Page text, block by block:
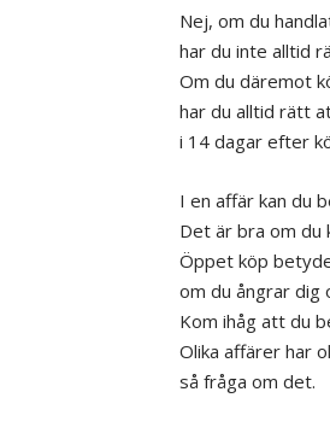
Nej, om du
har du inte alltid
Om du däremot
har du alltid rätt
i 14 dagar efter
I en affär kan du
Det är bra om du
Öppet köp
om du ångrar dig
Kom ihåg att du
Olika affärer har
så fråga om det.